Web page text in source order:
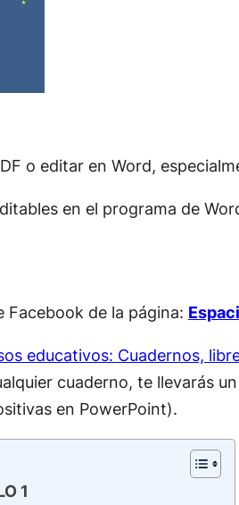
o editar en Word,
en el programa de
de la página:
educativos: Cuadernos,
cuaderno, te llevarás
en PowerPoint).
1